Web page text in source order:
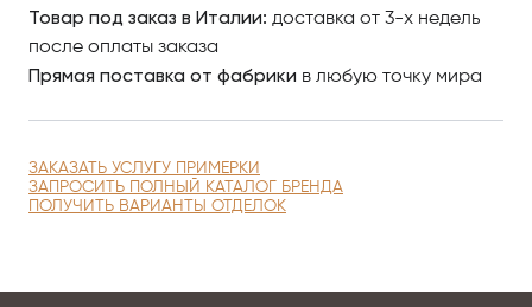
Товар под заказ в Италии: доставка от 3-х недель
после оплаты заказа
Прямая поставка от фабрики в любую точку мира
ЗАКАЗАТЬ УСЛУГУ ПРИМЕРКИ
ЗАПРОСИТЬ ПОЛНЫЙ КАТАЛОГ БРЕНДА
ПОЛУЧИТЬ ВАРИАНТЫ ОТДЕЛОК